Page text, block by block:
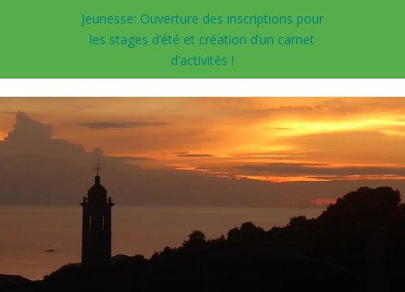
Jeunesse: Ouverture des inscriptions pour
les stages d’été et création d’un carnet
d’activités !